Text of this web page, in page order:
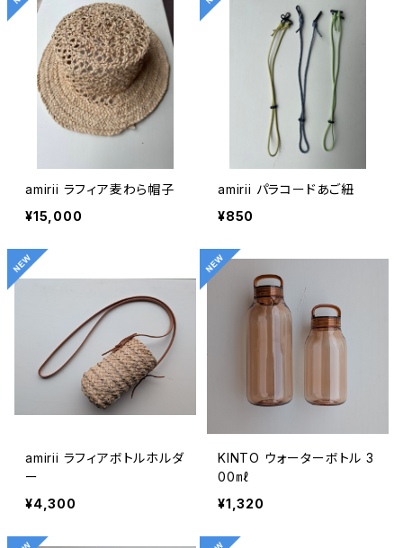
amirii ラフィア麦わら帽子
¥15,000
amirii パラコードあご紐
¥850
amirii ラフィアボトルホルダ
ー
¥4,300
KINTO ウォーターボトル 3
00㎖
¥1,320